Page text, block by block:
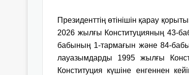
Президенттің өтінішін қарау
2026 жылғы Конституцияның 43-
бабының 1-тармағын және 84-
лауазымдарды 1995 жылғы
Конституция күшіне енгеннен